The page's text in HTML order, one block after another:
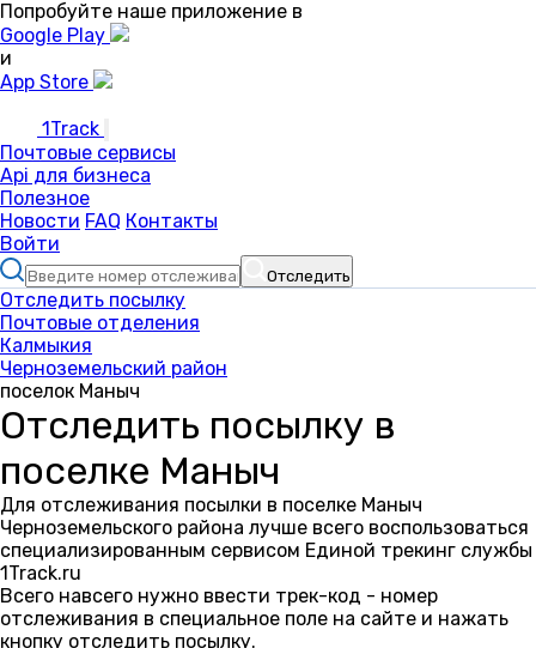
Попробуйте наше приложение в
Google Play
и
App Store
1Track
Почтовые сервисы
Api для бизнеса
Полезное
Новости FAQ Контакты
Войти
Отследить
Отследить посылку
Почтовые отделения
Калмыкия
Черноземельский район
поселок Маныч
Отследить посылку в
поселке Маныч
Для отслеживания посылки в поселке Маныч
Черноземельского района лучше всего воспользоваться
специализированным сервисом Единой трекинг службы
1Track.ru
Всего навсего нужно ввести трек-код - номер
отслеживания в специальное поле на сайте и нажать
кнопку отследить посылку.